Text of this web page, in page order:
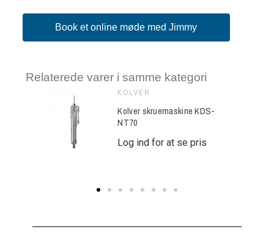
Book et online møde med Jimmy
Relaterede varer i samme kategori
KOLVER
Kolver skruemaskine KDS-
NT70
Log ind for at se pris